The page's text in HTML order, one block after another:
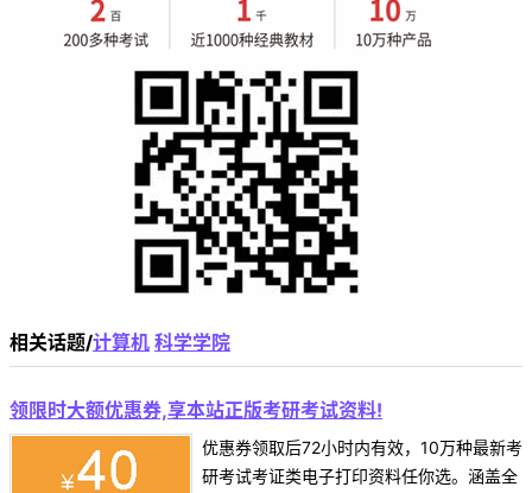
相关话题/计算机 科学学院
领限时大额优惠券,享本站正版考研考试资料!
优惠券领取后72小时内有效，10万种最新考
研考试考证类电子打印资料任你选。涵盖全